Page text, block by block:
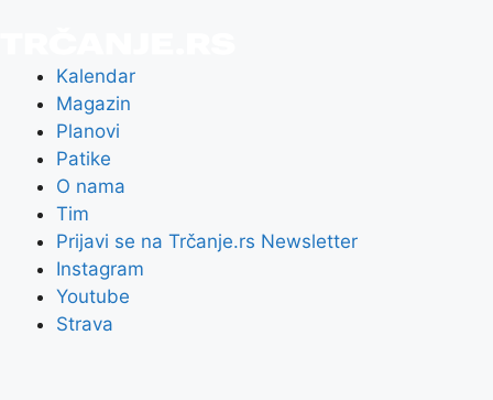
Kalendar
Magazin
Planovi
Patike
O nama
Tim
Prijavi se na Trčanje.rs Newsletter
Instagram
Youtube
Strava